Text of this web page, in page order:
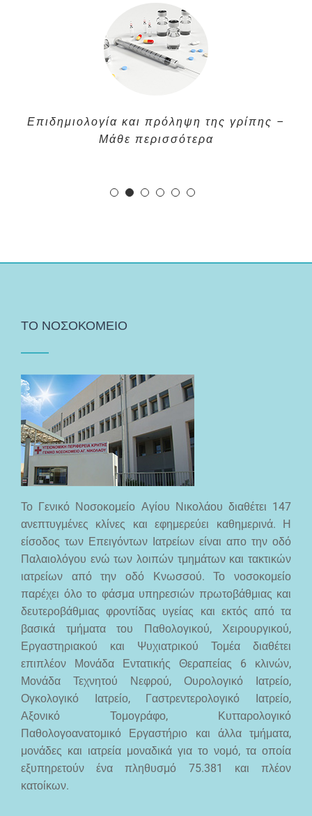
Επιδημιολογία και πρόληψη της γρίπης –
Μάθε περισσότερα
ΤΟ ΝΟΣΟΚΟΜΕΙΟ
Το Γενικό Νοσοκομείο Αγίου Νικολάου διαθέτει 147
ανεπτυγμένες κλίνες και εφημερεύει καθημερινά. Η
είσοδος των Επειγόντων Ιατρείων είναι απο την οδό
Παλαιολόγου ενώ των λοιπών τμημάτων και τακτικών
ιατρείων από την οδό Κνωσσού. Το νοσοκομείο
παρέχει όλο το φάσμα υπηρεσιών πρωτοβάθμιας και
δευτεροβάθμιας φροντίδας υγείας και εκτός από τα
βασικά τμήματα του Παθολογικού, Χειρουργικού,
Εργαστηριακού και Ψυχιατρικού Τομέα διαθέτει
επιπλέον Μονάδα Εντατικής Θεραπείας 6 κλινών,
Μονάδα Τεχνητού Νεφρού, Ουρολογικό Ιατρείο,
Ογκολογικό Ιατρείο, Γαστρεντερολογικό Ιατρείο,
Αξονικό Τομογράφο, Κυτταρολογικό
Παθολογοανατομικό Εργαστήριο και άλλα τμήματα,
μονάδες και ιατρεία μοναδικά για το νομό, τα οποία
εξυπηρετούν ένα πληθυσμό 75.381 και πλέον
κατοίκων.